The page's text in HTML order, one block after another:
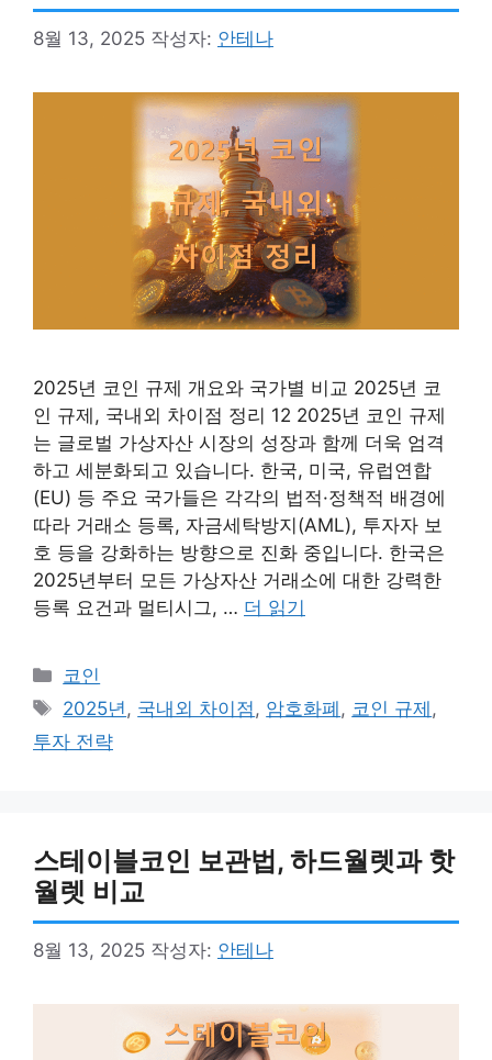
8월 13, 2025 작성자: 안테나
2025년 코인 규제 개요와 국가별 비교 2025년 코
인 규제, 국내외 차이점 정리 12 2025년 코인 규제
는 글로벌 가상자산 시장의 성장과 함께 더욱 엄격
하고 세분화되고 있습니다. 한국, 미국, 유럽연합
(EU) 등 주요 국가들은 각각의 법적·정책적 배경에
따라 거래소 등록, 자금세탁방지(AML), 투자자 보
호 등을 강화하는 방향으로 진화 중입니다. 한국은
2025년부터 모든 가상자산 거래소에 대한 강력한
등록 요건과 멀티시그, … 더 읽기
카
테
리
코인
태
그
2025년, 국내외 차이점, 암호화폐 , 코인 규제 ,
투자 전략
스테이블코인 보관법, 하드월렛과 핫
월렛 비교
8월 13, 2025 작성자: 안테나